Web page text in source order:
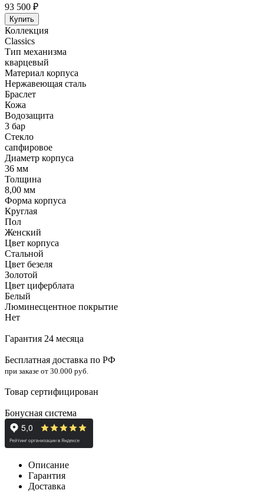
93 500 ₽
Купить
Коллекция
Classics
Тип механизма
кварцевый
Материал корпуса
Нержавеющая сталь
Браслет
Кожа
Водозащита
3 бар
Стекло
сапфировое
Диаметр корпуса
36 мм
Толщина
8,00 мм
Форма корпуса
Круглая
Пол
Женский
Цвет корпуса
Стальной
Цвет безеля
Золотой
Цвет циферблата
Белый
Люминесцентное покрытие
Нет
Гарантия 24 месяца
Бесплатная доставка по РФ
при заказе от 30.000 руб.
Товар сертифицирован
Бонусная система
Описание
Гарантия
Доставка